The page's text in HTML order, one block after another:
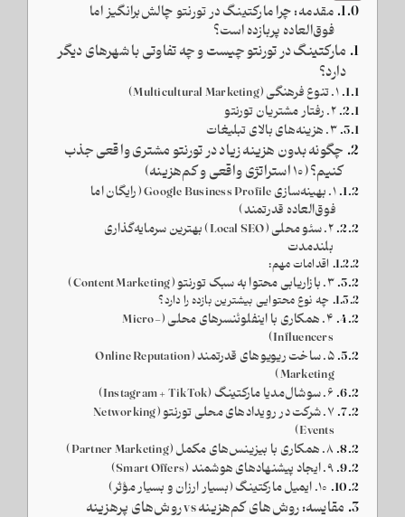
مقدمه: چرا مارکتینگ در تورنتو چالش‌برانگیز اما
فوق‌العاده پربازده است؟
مارکتینگ در تورنتو چیست و چه تفاوتی با شهرهای دیگر
دارد؟
۱. تنوع فرهنگی (Multicultural Marketing)
۲. رفتار مشتریان تورنتو
۳. هزینه‌های بالای تبلیغات
چگونه بدون هزینه زیاد در تورنتو مشتری واقعی جذب
کنیم؟ (۱۰ استراتژی واقعی و کم‌هزینه)
۱. بهینه‌سازی Google Business Profile (رایگان اما
فوق‌العاده قدرتمند)
۲. سئو محلی (Local SEO) بهترین سرمایه‌گذاری
بلندمدت
اقدامات مهم:
۳. بازاریابی محتوا به سبک تورنتو (Content Marketing)
چه نوع محتوایی بیشترین بازده را دارد؟
۴. همکاری با اینفلوئنسرهای محلی (Micro-
Influencers)
۵. ساخت ریویوهای قدرتمند (Online Reputation
Marketing)
۶. سوشال‌مدیا مارکتینگ (Instagram + TikTok)
۷. شرکت در رویدادهای محلی تورنتو (Networking
Events)
۸. همکاری با بیزینس‌های مکمل (Partner Marketing)
۹. ایجاد پیشنهادهای هوشمند (Smart Offers)
۱۰. ایمیل مارکتینگ (بسیار ارزان و بسیار مؤثر)
مقایسه: روش‌های کم‌هزینه vs روش‌های پرهزینه